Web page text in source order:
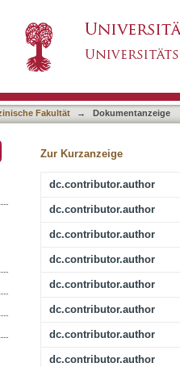
of beta cell death
Fakultät → Dokumentanzeige
Zur Kurzanzeige
dc.contributor.author
dc.contributor.author
dc.contributor.author
dc.contributor.author
dc.contributor.author
dc.contributor.author
dc.contributor.author
dc.contributor.author